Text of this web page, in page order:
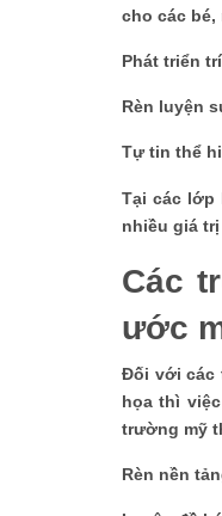
cho các bé,
Phát triển
Rèn luyện
Tự tin thể
Tại các lớp
nhiều giá
Các
ước
Đối với các
họa thì
trường mỹ
Rèn nền